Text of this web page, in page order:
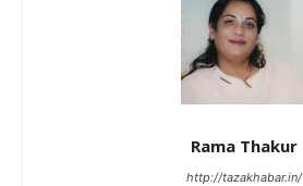
Rama Thakur
http://tazakhabar.in/